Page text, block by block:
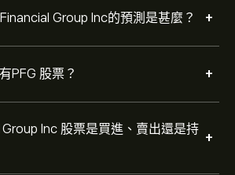
Group Inc的預測是甚麼？ +
PFG 股票？ +
Inc 股票是買進、賣出還是持 +